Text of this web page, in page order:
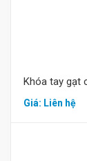
Khóa tay gạt
Giá: Liên hệ